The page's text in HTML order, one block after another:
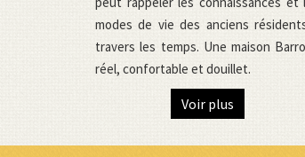
modes de vie des anciens
travers les temps. Une maison
réel, confortable et douillet.
Voir plus